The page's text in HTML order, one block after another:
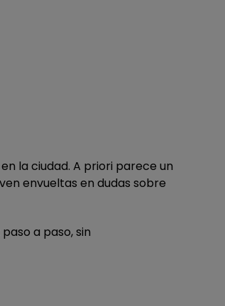
la ciudad. A priori parece un
envueltas en dudas sobre
a paso, sin